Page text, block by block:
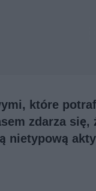
które
zdarza się,
nietypową